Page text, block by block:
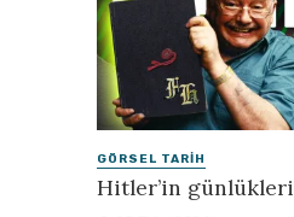
GÖRSEL TARIH
Hitler’in günlükleri